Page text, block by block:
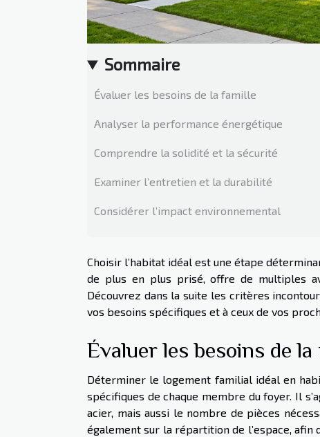
Sommaire
Évaluer les besoins de la famille
Analyser la performance énergétique
Comprendre la solidité et la sécurité
Examiner l’entretien et la durabilité
Considérer l’impact environnemental
Choisir l’habitat idéal est une étape
de plus en plus prisé, offre de multiples
Découvrez dans la suite les critères
vos besoins spécifiques et à ceux de vos
Évaluer les besoins de la
Déterminer le logement familial idéal en
spécifiques de chaque membre du foyer. Il
acier, mais aussi le nombre de pièces
également sur la répartition de l’espace,